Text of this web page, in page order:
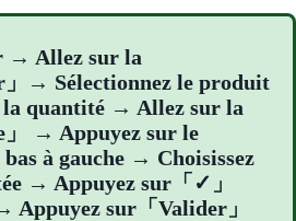
→ Allez sur la
」→ Sélectionnez le produit
la quantité → Allez sur la
」 → Appuyez sur le
bas à gauche → Choisissez
→ Appuyez sur「✓」
sur「Valider」